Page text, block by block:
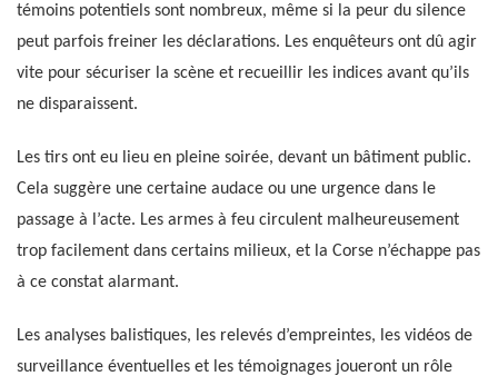
témoins potentiels sont nombreux, même si la peur du silence
peut parfois freiner les déclarations. Les enquêteurs ont dû agir
vite pour sécuriser la scène et recueillir les indices avant qu’ils
ne disparaissent.
Les tirs ont eu lieu en pleine soirée, devant un bâtiment public.
Cela suggère une certaine audace ou une urgence dans le
passage à l’acte. Les armes à feu circulent malheureusement
trop facilement dans certains milieux, et la Corse n’échappe pas
à ce constat alarmant.
Les analyses balistiques, les relevés d’empreintes, les vidéos de
surveillance éventuelles et les témoignages joueront un rôle